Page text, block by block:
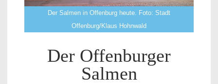
Der Salmen in Offenburg heute. Foto: Stadt
Offenburg/Klaus Hohnwald
Der Offenburger
Salmen